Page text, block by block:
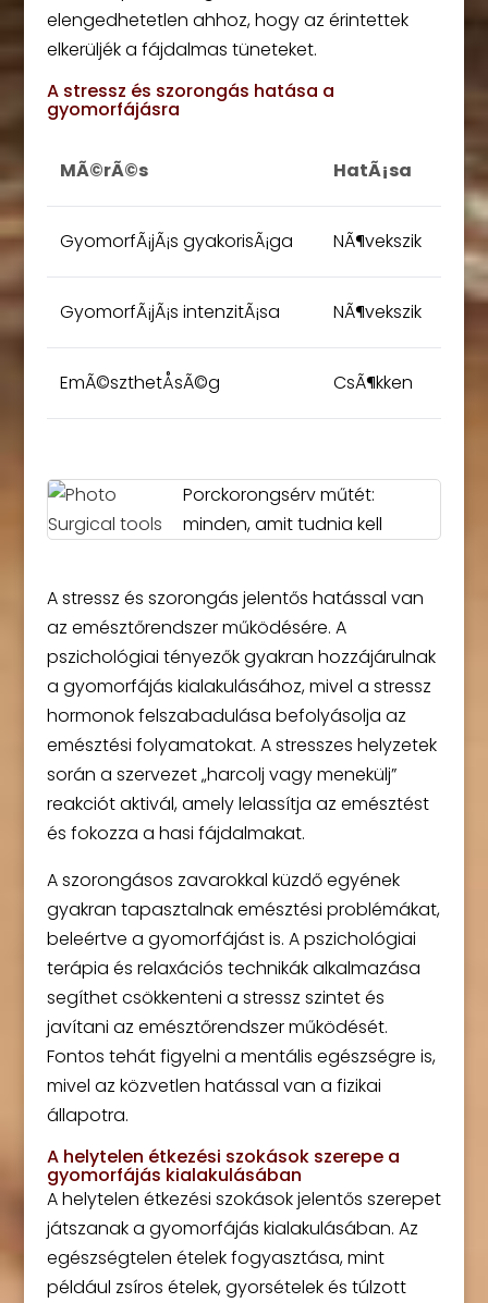
elengedhetetlen ahhoz, hogy az érintettek
elkerüljék a fájdalmas tüneteket.
A stressz és szorongás hatása a
gyomorfájásra
MÃ©rÃ©s HatÃ¡sa
GyomorfÃ¡jÃ¡s gyakorisÃ¡ga NÃ¶vekszik
GyomorfÃ¡jÃ¡s intenzitÃ¡sa NÃ¶vekszik
EmÃ©szthetÅsÃ©g CsÃ¶kken
Porckorongsérv műtét:
minden, amit tudnia kell
A stressz és szorongás jelentős hatással van
az emésztőrendszer működésére. A
pszichológiai tényezők gyakran hozzájárulnak
a gyomorfájás kialakulásához, mivel a stressz
hormonok felszabadulása befolyásolja az
emésztési folyamatokat. A stresszes helyzetek
során a szervezet „harcolj vagy menekülj”
reakciót aktivál, amely lelassítja az emésztést
és fokozza a hasi fájdalmakat.
A szorongásos zavarokkal küzdő egyének
gyakran tapasztalnak emésztési problémákat,
beleértve a gyomorfájást is. A pszichológiai
terápia és relaxációs technikák alkalmazása
segíthet csökkenteni a stressz szintet és
javítani az emésztőrendszer működését.
Fontos tehát figyelni a mentális egészségre is,
mivel az közvetlen hatással van a fizikai
állapotra.
A helytelen étkezési szokások szerepe a
gyomorfájás kialakulásában
A helytelen étkezési szokások jelentős szerepet
játszanak a gyomorfájás kialakulásában. Az
egészségtelen ételek fogyasztása, mint
például zsíros ételek, gyorsételek és túlzott